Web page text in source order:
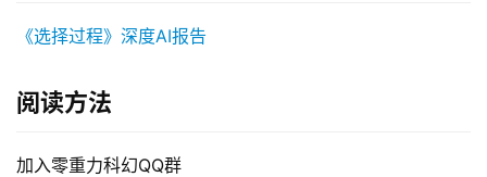
《选择过程》深度AI报告
阅读方法
加入零重力科幻QQ群